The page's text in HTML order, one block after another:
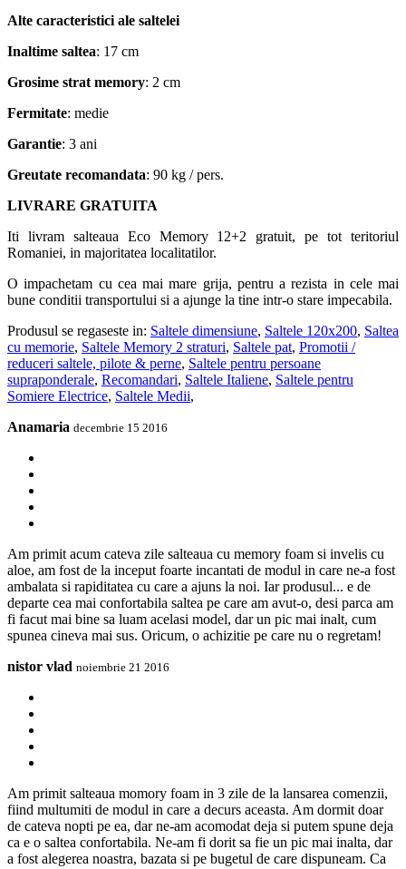
Alte caracteristici ale saltelei
Inaltime saltea: 17 cm
Grosime strat memory: 2 cm
Fermitate: medie
Garantie: 3 ani
Greutate recomandata: 90 kg / pers.
LIVRARE GRATUITA
Iti livram salteaua Eco Memory 12+2 gratuit, pe tot teritoriul
Romaniei, in majoritatea localitatilor.
O impachetam cu cea mai mare grija, pentru a rezista in cele mai
bune conditii transportului si a ajunge la tine intr-o stare impecabila.
Produsul se regaseste in: Saltele dimensiune, Saltele 120x200, Saltea
cu memorie, Saltele Memory 2 straturi, Saltele pat, Promotii /
reduceri saltele, pilote & perne, Saltele pentru persoane
supraponderale, Recomandari, Saltele Italiene, Saltele pentru
Somiere Electrice, Saltele Medii,
Anamaria decembrie 15 2016
Am primit acum cateva zile salteaua cu memory foam si invelis cu
aloe, am fost de la inceput foarte incantati de modul in care ne-a fost
ambalata si rapiditatea cu care a ajuns la noi. Iar produsul... e de
departe cea mai confortabila saltea pe care am avut-o, desi parca am
fi facut mai bine sa luam acelasi model, dar un pic mai inalt, cum
spunea cineva mai sus. Oricum, o achizitie pe care nu o regretam!
nistor vlad noiembrie 21 2016
Am primit salteaua momory foam in 3 zile de la lansarea comenzii,
fiind multumiti de modul in care a decurs aceasta. Am dormit doar
de cateva nopti pe ea, dar ne-am acomodat deja si putem spune deja
ca e o saltea confortabila. Ne-am fi dorit sa fie un pic mai inalta, dar
a fost alegerea noastra, bazata si pe bugetul de care dispuneam. Ca